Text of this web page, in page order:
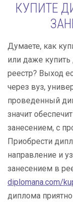
КУПИТЕ
Думаете, как
или даже
реестр? Выход
через вуз,
проведенный
значит
занесением, с
Приобрести
направление и
занесением в
diplomana.com/
диплома